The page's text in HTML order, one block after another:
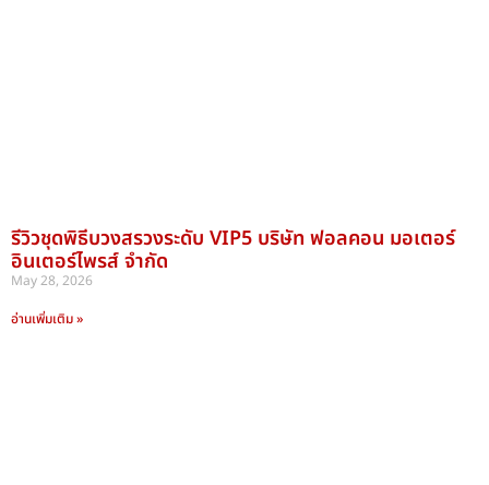
รีวิวชุดพิธีบวงสรวงระดับ VIP5 บริษัท ฟอลคอน มอเตอร์
อินเตอร์ไพรส์ จำกัด
May 28, 2026
อ่านเพิ่มเติม »